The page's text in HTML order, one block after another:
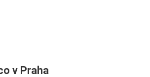
v Praha